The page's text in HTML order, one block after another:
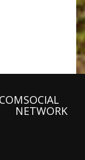
SOCIAL
NETWORK